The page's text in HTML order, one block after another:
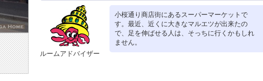
ルームアドバイザー
小桜通り商店街にあるスーパーマーケットで
す。最近、近くに大きなマルエツが出来たの
で、足を伸ばせる人は、そっちに行くかもしれ
ません。